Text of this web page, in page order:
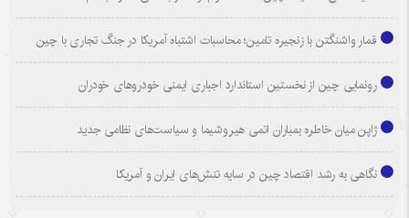
قمار واشنگتن با زنجیره تامین؛ محاسبات اشتباه آمریکا در جنگ تجاری با چین
رونمایی چین از نخستین استاندارد اجباری ایمنی خودروهای خودران
ژاپن میان خاطره بمباران اتمی هیروشیما و سیاست‌های نظامی جدید
نگاهی به رشد اقتصاد چین در سایه تنش‌های ایران و آمریکا